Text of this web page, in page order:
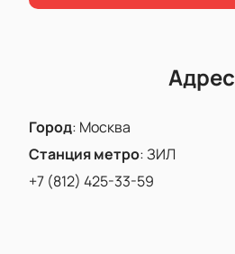
Адрес
Город: Москва
Станция метро:ЗИЛ
+7 (812) 425-33-59